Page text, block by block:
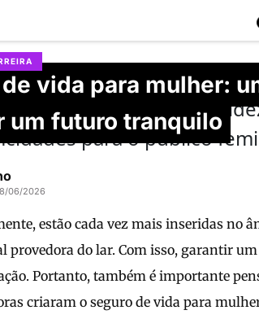
vida para mulher:
um futuro tranquilo
por morte e
para o público
06/2026
estão cada vez mais inseridas no
provedora do lar. Com isso, garantir
Portanto, também é importante
criaram o seguro de vida para